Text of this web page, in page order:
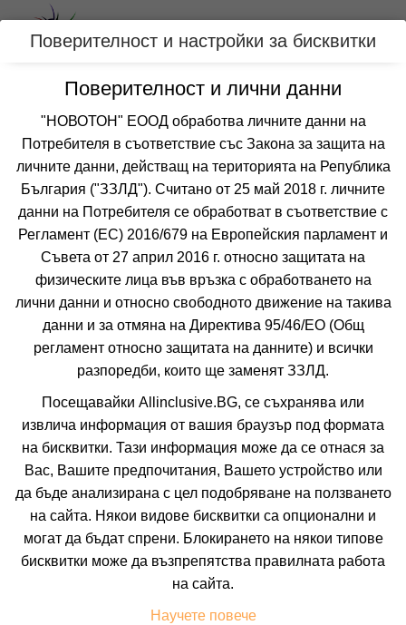
Вход
Категории
Оферти подходящи за семейства с деца
за ПОМОРИЕ, БЪЛГАРИЯ
Още курорти Филтри
 Сортирай по:
ФЕСТА ПОМОРИЕ РИЗОРТ
Поверителност и настройки за бисквитки
Поверителност и лични данни
"НОВОТОН" ЕООД обработва личните данни на
Потребителя в съответствие със Закона за защита на
личните данни, действащ на територията на Република
България ("ЗЗЛД"). Считано от 25 май 2018 г. личните
данни на Потребителя се обработват в съответствие с
Регламент (ЕС) 2016/679 на Европейския парламент и
Съвета от 27 април 2016 г. относно защитата на
физическите лица във връзка с обработването на
лични данни и относно свободното движение на такива
данни и за отмяна на Директива 95/46/EО (Общ
регламент относно защитата на данните) и всички
разпоредби, които ще заменят ЗЗЛД.
Посещавайки Allinclusive.BG, се съхранява или
извлича информация от вашия браузър под формата
на бисквитки. Тази информация може да се отнася за
Вас, Вашите предпочитания, Вашето устройство или
да бъде анализирана с цел подобряване на ползването
на сайта. Някои видове бисквитки са опционални и
могат да бъдат спрени. Блокирането на някои типове
бисквитки може да възпрепятства правилната работа
на сайта.
Научете повече